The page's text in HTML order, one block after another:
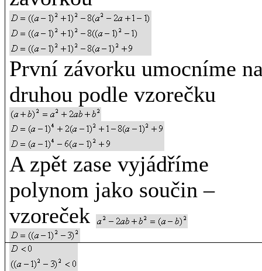
První závorku umocníme
druhou podle vzorečku
A zpět zase vyjádříme
polynom jako součin –
vzoreček